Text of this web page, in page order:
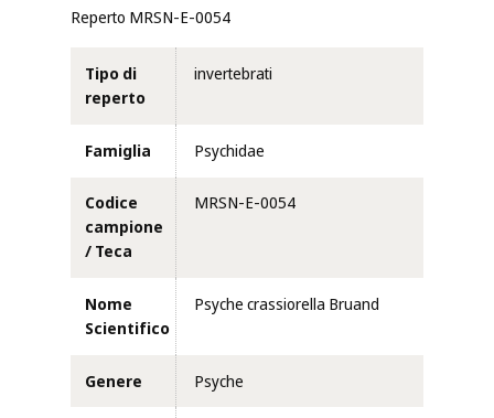
Reperto MRSN-E-0054
Tipo di
reperto
invertebrati
Famiglia Psychidae
Codice
campione
/ Teca
MRSN-E-0054
Nome
Scientifico
Psyche crassiorella Bruand
Genere Psyche